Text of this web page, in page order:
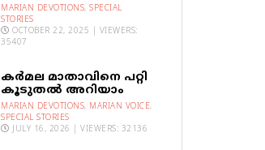
MARIAN DEVOTIONS, SPECIAL
STORIES
OCTOBER 22, 2025 | VIEWERS:
35407
കര്‍മല മാതാവിനെ പറ്റി
കൂടുതല്‍ അറിയാം
MARIAN DEVOTIONS, MARIAN VOICE,
SPECIAL STORIES
JULY 16, 2026 | VIEWERS: 32136